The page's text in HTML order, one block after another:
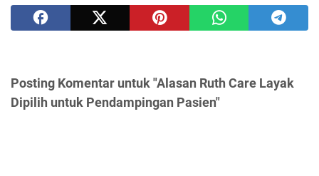
Posting Komentar untuk "Alasan Ruth Care Layak
Dipilih untuk Pendampingan Pasien"